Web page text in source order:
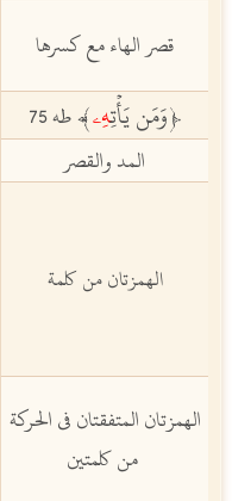
قصر الهاء مع كسرها
ﵭوَمَن يَأۡتِهِۦﵮطه 75
المد والقصر
الهمزتان من كلمة
الهمزتان المتفقتان في الحركة
من كلمتين